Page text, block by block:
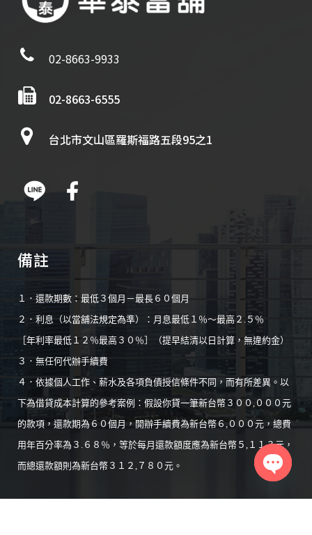
02-8663-9933
02-8663-6555
台北市文山區羅斯福路五段95之1
備註
１．還款期數：最低３個月－最長６０個月
２．利息（以當舖法規定為準）：月息最低１％～最高２.５％
［年利率最低１２％最高３０％］（提早結清以日計算，無違約金）
３．無任何代辦手續費
４．依據個人工作、薪水及各項負債授信條件不同，而有所差異。以
下為借貸成本計算的參考案例：假設你貸一筆新台幣３００,０００元
的款項，還款期為６０個月，開辦手續費為新台幣６,０００元，總費
用年百分率為３.６８％，等於每月還款額度應為新台幣５,１１３元，
而總還款額則為新台幣３１２,７８０元。
chaty